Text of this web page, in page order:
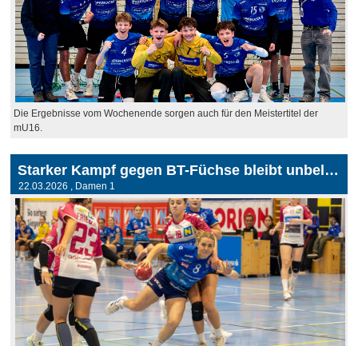
Die Ergebnisse vom Wochenende sorgen auch für den Meistertitel der
mU16.
Starker Kampf gegen BT-Füchse bleibt unbelohnt
22.03.2026 , Damen 1